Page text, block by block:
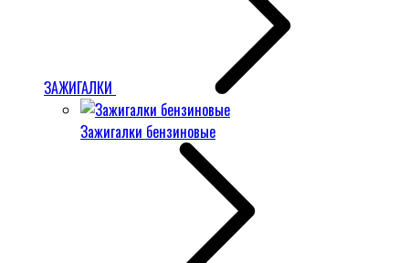
ЗАЖИГАЛКИ
Зажигалки бензиновые